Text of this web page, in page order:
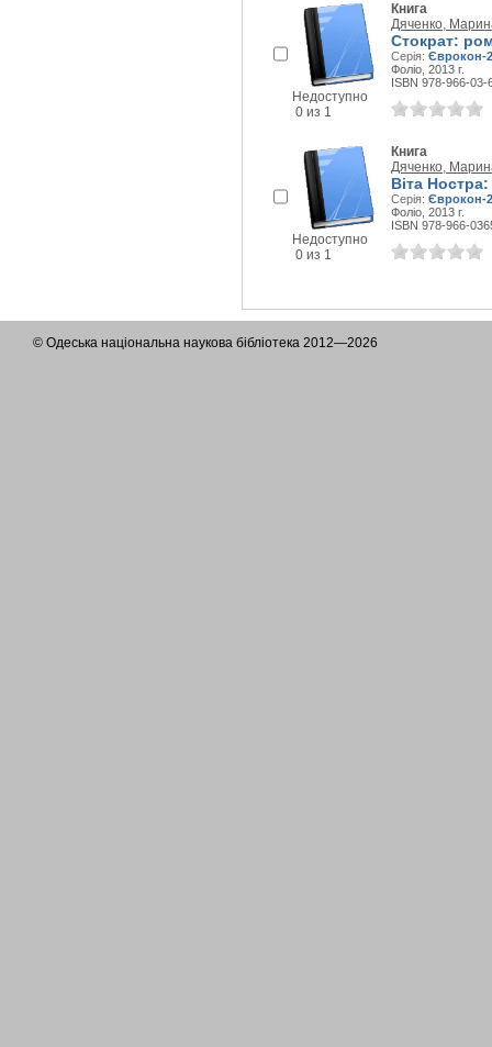
Недоступно
0 из 1
Книга
Дяченко,
Стократ:
Серія: Єврокон-
Фоліо, 2013 г.
ISBN 978-966-03-
Недоступно
0 из 1
Книга
Дяченко,
Віта
Серія: Єврокон-
Фоліо, 2013 г.
ISBN 978-966-
© Одеська національна наукова бібліотека 2012—2026